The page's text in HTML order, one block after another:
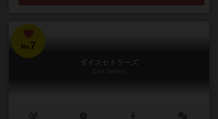
No.7
ダイスセトラーズ
Dice Settlers